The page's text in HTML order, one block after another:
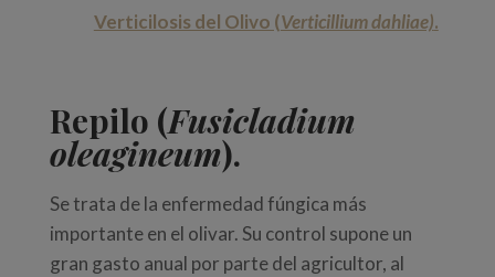
Verticilosis del Olivo (Verticillium dahliae).
Repilo (Fusicladium
oleagineum).
Se trata de la enfermedad fúngica más
importante en el olivar. Su control supone un
gran gasto anual por parte del agricultor, al